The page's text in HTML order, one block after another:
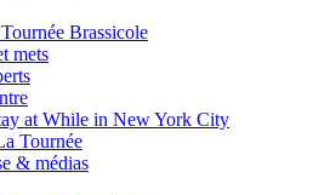
Brassicole
mets
at While in New York City
Tournée
& médias